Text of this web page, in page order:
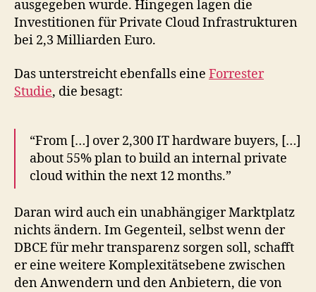
ausgegeben wurde. Hingegen lagen die
Investitionen für Private Cloud Infrastrukturen
bei 2,3 Milliarden Euro.
Das unterstreicht ebenfalls eine Forrester
Studie, die besagt:
“From […] over 2,300 IT hardware buyers, […]
about 55% plan to build an internal private
cloud within the next 12 months.”
Daran wird auch ein unabhängiger Marktplatz
nichts ändern. Im Gegenteil, selbst wenn der
DBCE für mehr transparenz sorgen soll, schafft
er eine weitere Komplexitätsebene zwischen
den Anwendern und den Anbietern, die von